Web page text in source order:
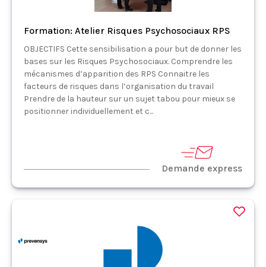
Formation: Atelier Risques Psychosociaux RPS
OBJECTIFS Cette sensibilisation a pour but de donner les
bases sur les Risques Psychosociaux. Comprendre les
mécanismes d’apparition des RPS Connaitre les
facteurs de risques dans l’organisation du travail
Prendre de la hauteur sur un sujet tabou pour mieux se
positionner individuellement et c...
Demande express